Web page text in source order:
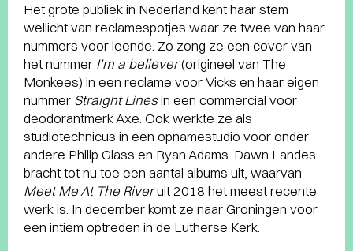
Het grote publiek in Nederland kent haar stem
wellicht van reclamespotjes waar ze twee van haar
nummers voor leende. Zo zong ze een cover van
het nummer I’m a believer(origineel van The
Monkees) in een reclame voor Vicks en haar eigen
nummer Straight Linesin een commercial voor
deodorantmerk Axe. Ook werkte ze als
studiotechnicus in een opnamestudio voor onder
andere Philip Glass en Ryan Adams. Dawn Landes
bracht tot nu toe een aantal albums uit, waarvan
Meet Me At The Riveruit 2018 het meest recente
werk is. In december komt ze naar Groningen voor
een intiem optreden in de Lutherse Kerk.